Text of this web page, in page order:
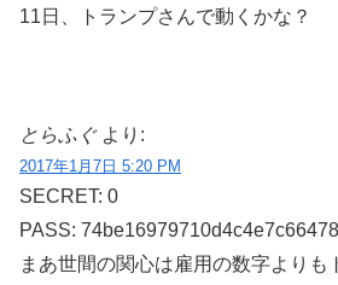
11日、トランプさんで動くかな？
とらふぐ より:
2017年1月7日 5:20 PM
SECRET: 0
PASS:
まあ世間の関心は雇用の数字よりも